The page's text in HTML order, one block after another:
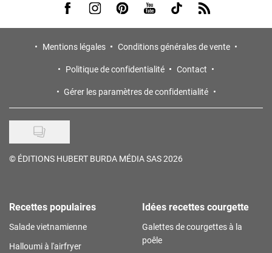
Visit us on Facebook
Visit us on Instagram
Visit us on Pinterest
Visit us on Youtube
Visit us on Tiktok
Visit us on Rss
Mentions légales
Conditions générales de vente
Politique de confidentialité
Contact
Gérer les paramètres de confidentialité
© ÉDITIONS HUBERT BURDA MÉDIA SAS 2026
Recettes populaires
Salade vietnamienne
Halloumi à l'airfryer
Idées recettes courgette
Galettes de courgettes à la
poêle